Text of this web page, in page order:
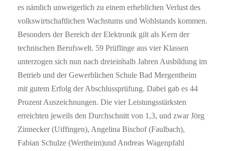
es nämlich unweigerlich zu einem erheblichen Verlust des
volkswirtschaftlichen Wachstums und Wohlstands kommen.
Besonders der Bereich der Elektronik gilt als Kern der
technischen Berufswelt. 59 Prüflinge aus vier Klassen
unterzogen sich nun nach dreieinhalb Jahren Ausbildung im
Betrieb und der Gewerblichen Schule Bad Mergentheim
mit gutem Erfolg der Abschlussprüfung. Dabei gab es 44
Prozent Auszeichnungen. Die vier Leistungsstärksten
erreichten jeweils den Durchschnitt von 1,3, und zwar Jörg
Zinnecker (Uiffingen), Angelina Bischof (Faulbach),
Fabian Schulze (Wertheim)und Andreas Wagenpfahl